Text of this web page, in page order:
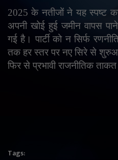
2025 के नतीजों ने यह स्पष्ट
अपनी खोई हुई जमीन वापस
गई है। पार्टी को न सिर्फ
तक हर स्तर पर नए सिरे से
फिर से प्रभावी राजनीतिक
Tags: